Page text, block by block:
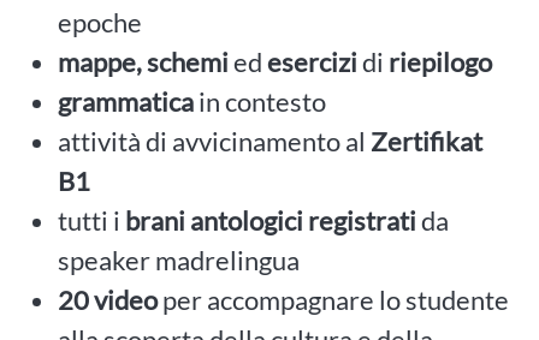
epoche
mappe, schemiedesercizidi riepilogo
grammaticain contesto
attività di avvicinamento al Zertifikat
B1
tutti i brani antologici registratida
speaker madrelingua
20 videoper accompagnare lo studente